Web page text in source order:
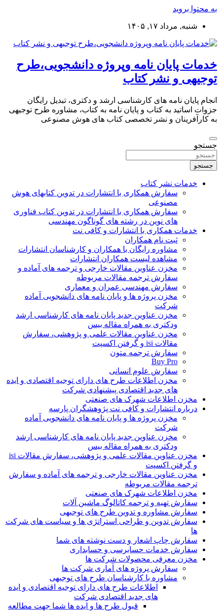
به محتوا بروید
شنبه, مرداد ۱۷, ۱۴۰۵
خدمات پایان نامه وپروژه دانشجویی،طرح
توجیهی و نشر کتاب
انجام پایان نامه های کارشناسی ارشد و دکتری، تبدیل رایگان
جزوات اساتید به کتاب و پایان نامه به کتاب، مشاوره طرح توجیهی
به کارآفرینان و نشر تخصصی کتاب های هوش مصنوعی
جستجو
جستجو
خدمات نشر کتاب
سفارش همکاری با انتشارات در تدوین کتابهای هوش
مصنوعی
سفارش همکاری با انتشارات در تدوین کتاب فناوری
های نوین در رشته های گوناگون مهندسی
خدمات همکاری با انتشارات و کافی نت
ثبت نام همکاران
مشاوره رایگان با همکاران و کارشناسان انتشارات
مشاهده لیست همکاران انتشارات
مخزن عناوین مقالات خارجی و ترجمه های آماده و
سفارش ترجمه مقالات مربوطه
سفارش مهندسی عمران و معماری
مخزن پروژه ها و پایان نامه های دانشجویی آماده
شرکت
مخزن عناوین جدید پایان نامه های کارشناسی ارشد
ودکتری به همراه مقاله بیس
مخزن عناوین مقالات علمی و پژوهشی، سفارش
مقالات isi و گرفتن اکسپت
سفارش ترجمه متون
Buy Pro
سفارش علوم انسانی
مخزن اطلاعات طرح های دارای توجیه اقتصادی و ایده
های جدید اقتصادی پیشنهادی شرکت
مخزن اطلاعات شهرک های صنعتی
درباره انتشارات و کافی نت پژوهشگران پارسه
مخزن پروژه ها و پایان نامه های دانشجویی آماده
شرکت
مخزن عناوین جدید پایان نامه های کارشناسی ارشد
ودکتری به همراه مقاله بیس
مخزن عناوین مقالات علمی و پژوهشی، سفارش مقالات isi
و گرفتن اکسپت
مخزن عناوین مقالات خارجی و ترجمه های آماده و سفارش
ترجمه مقالات مربوطه
مخزن اطلاعات شهرک های صنعتی
سفارش تهیه و ترجمه کاتالوگ ماشین آلات
سفارش مشاوره و تدوین طرح های توجیهی
سفارش تدوین و طراحی استراتژی ها و سیاست های شرکت
ها
سفارش چاپ اشعار و دست نوشته های شما
سفارش خدمات حسابرسی و حسابداری
مخزن معرفی محصولات شرکت ها
سفارش پروژه های آماری شرکت ها
مشاوره با کارشناسان طرح های توجیهی
اطلاعات طرح های دارای توجیه اقتصادی و ایده
های جدید اقتصادی شرکت
قبول طرح ها و ایده ها شما جهت مطالعه